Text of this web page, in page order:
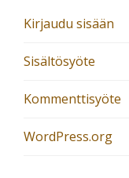
Kirjaudu sisään
Sisältösyöte
Kommenttisyöte
WordPress.org